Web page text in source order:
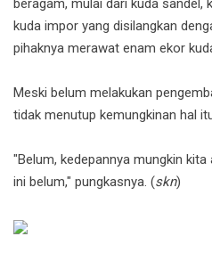
beragam, mulai dari kuda sandel,
kuda impor yang disilangkan
pihaknya merawat enam ekor
Meski belum melakukan
tidak menutup kemungkinan hal
"Belum, kedepannya mungkin
ini belum," pungkasnya. (skn)